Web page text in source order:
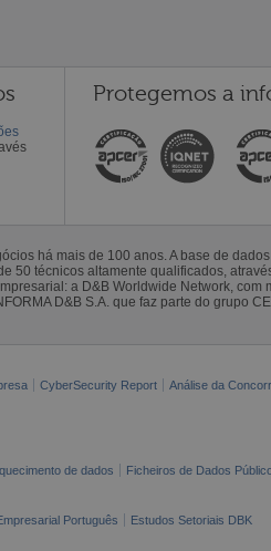
Protegemos a
há mais de 100 anos. A base de
50 técnicos altamente qualificados,
a D&B Worldwide Network, com
D&B S.A. que faz parte do grupo
CyberSecurity Report
Análise da
de dados
Ficheiros de Dados
Português Estudos Setoriais DBK